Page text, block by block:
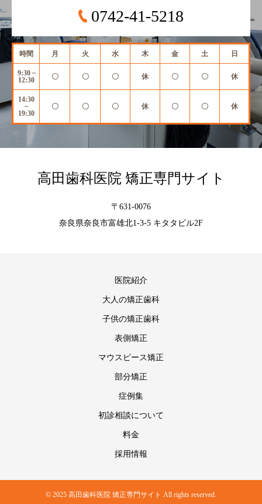
0742-41-5218
時間 月 火 水 木 金 土 日
9:30 ~
12:30
〇 〇 〇 休 〇 〇 休
14:30
~
19:30
〇 〇 〇 休 〇 〇 休
高田歯科医院 矯正専門サイト
〒631-0076
奈良県奈良市富雄北1-3-5 キタタビル2F
医院紹介
大人の矯正歯科
子供の矯正歯科
表側矯正
マウスピース矯正
部分矯正
症例集
初診相談について
料金
採用情報
© 2025 高田歯科医院 矯正専門サイト All rights reserved.